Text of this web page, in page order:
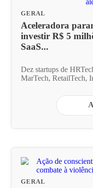
GERAL
Aceleradora
investir R$ 5
SaaS...
Dez startups de
MarTech, RetailTech,
GERAL